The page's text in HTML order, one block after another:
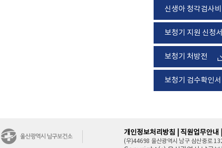
신생아 청각검사
보청기 지원 신청
보청기 처방전
보청기 검수확인서
개인정보처리방침 | 직원업무안내
(우)44698 울산광역시 남구 삼산중로